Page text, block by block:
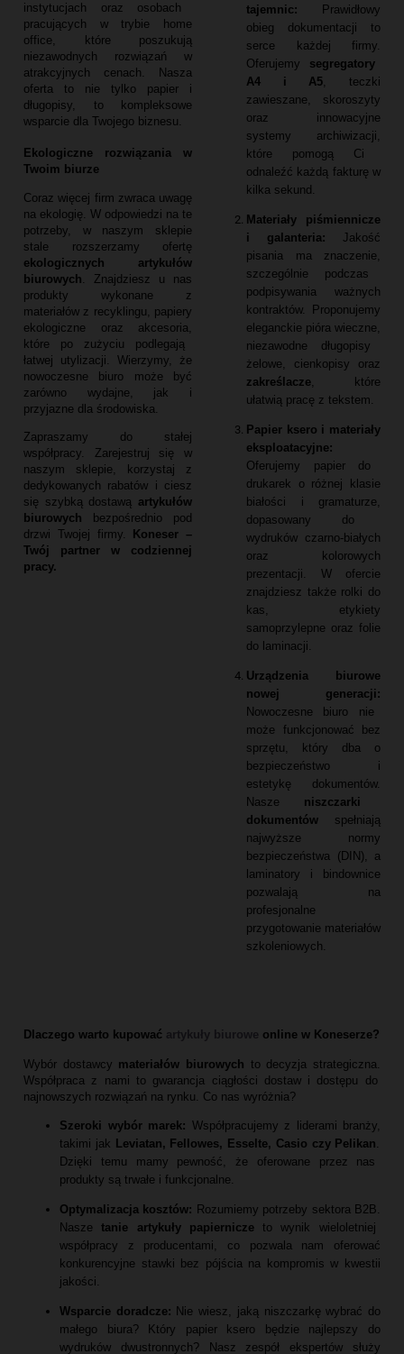
instytucjach oraz osobach
pracujących w trybie home
office,
które poszukują
niezawodnych rozwiązań w
atrakcyjnych cenach.
Nasza
oferta to nie tylko papier i
długopisy,
to kompleksowe
wsparcie dla Twojego biznesu.
Ekologiczne rozwiązania w
Twoim biurze
Coraz więcej firm zwraca uwagę
na ekologię. W odpowiedzi na te
potrzeby,
w naszym sklepie
stale rozszerzamy ofertę
ekologicznych artykułów
biurowych
Znajdziesz u nas
produkty wykonane z
materiałów z recyklingu,
papiery
ekologiczne oraz akcesoria,
które po zużyciu podlegają
łatwej utylizacji.
Wierzymy,
że
nowoczesne biuro może być
zarówno wydajne,
jak i
przyjazne dla środowiska.
Zapraszamy do stałej
współpracy.
Zarejestruj się w
naszym sklepie,
korzystaj z
dedykowanych rabatów i ciesz
się szybką dostawą artykułów
biurowych bezpośrednio pod
drzwi Twojej firmy.
Koneser –
Twój partner w codziennej
pracy.
tajemnic: Prawidłowy
obieg dokumentacji to
serce każdej firmy.
Oferujemy segregatory
A4 i A5
teczki
zawieszane,
skoroszyty
oraz innowacyjne
systemy archiwizacji,
które pomogą Ci
odnaleźć każdą fakturę w
kilka sekund.
Materiały piśmiennicze
i galanteria: Jakość
pisania ma znaczenie,
szczególnie podczas
podpisywania ważnych
kontraktów.
Proponujemy
eleganckie pióra wieczne,
niezawodne długopisy
żelowe,
cienkopisy oraz
zakreślacze
które
ułatwią pracę z tekstem.
Papier ksero i materiały
eksploatacyjne:
Oferujemy papier do
drukarek o różnej klasie
białości i gramaturze,
dopasowany do
wydruków czarno-białych
oraz kolorowych
prezentacji.
W ofercie
znajdziesz także rolki do
kas,
etykiety
samoprzylepne oraz folie
do laminacji.
Urządzenia biurowe
nowej generacji:
Nowoczesne biuro nie
może funkcjonować bez
sprzętu,
który dba o
bezpieczeństwo i
estetykę dokumentów.
Nasze niszczarki
dokumentów spełniają
najwyższe normy
bezpieczeństwa (DIN),
a
laminatory i bindownice
pozwalają na
profesjonalne
przygotowanie materiałów
szkoleniowych.
Dlaczego warto kupować artykuły biurowe online w Koneserze?
Wybór dostawcy materiałów biurowych to decyzja strategiczna.
Współpraca z nami to gwarancja ciągłości dostaw i dostępu do
najnowszych rozwiązań na rynku.
Co nas wyróżnia?
Szeroki wybór marek: Współpracujemy z liderami branży,
takimi jak Leviatan, Fellowes, Esselte, Casio czy Pelikan
Dzięki temu mamy pewność,
że oferowane przez nas
produkty są trwałe i funkcjonalne.
Optymalizacja kosztów: Rozumiemy potrzeby sektora B2B.
Naszetanie artykuły papierniczeto wynik wieloletniej
współpracy z producentami,
co pozwala nam oferować
konkurencyjne stawki bez pójścia na kompromis w kwestii
jakości.
Wsparcie doradcze: Nie wiesz,
jaką niszczarkę wybrać do
małego biura?Który papier ksero będzie najlepszy do
wydruków dwustronnych?Nasz zespół ekspertów służy